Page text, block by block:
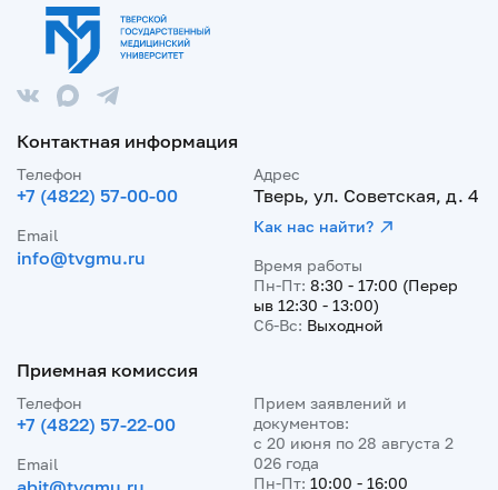
Контактная информация
Телефон
+7 (4822) 57-00-00
Email
info@tvgmu.ru
Адрес
Тверь, ул. Советская, д. 4
Как нас найти?
Время работы
Пн-Пт: 8:30 - 17:00 (Перер
ыв 12:30 - 13:00)
Сб-Вс: Выходной
Приемная комиссия
Телефон
+7 (4822) 57-22-00
Email
Прием заявлений и
документов:
с 20 июня по 28 августа 2
026 года
Пн-Пт: 10:00 - 16:00